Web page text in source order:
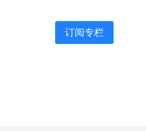
订阅专栏